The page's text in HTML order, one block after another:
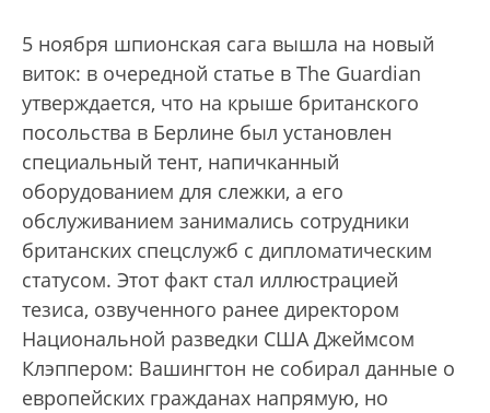
5 ноября шпионская сага вышла на новый
виток: в очередной статье в The Guardian
утверждается, что на крыше британского
посольства в Берлине был установлен
специальный тент, напичканный
оборудованием для слежки, а его
обслуживанием занимались сотрудники
британских спецслужб с дипломатическим
статусом. Этот факт стал иллюстрацией
тезиса, озвученного ранее директором
Национальной разведки США Джеймсом
Клэппером: Вашингтон не собирал данные о
европейских гражданах напрямую, но